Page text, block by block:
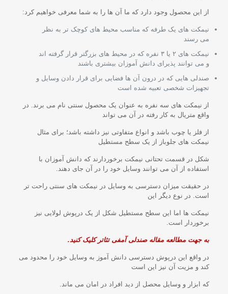
از این محصول وجود دارد که ما آن ها را به شما معرفی خواهیم کرد:
نیمکت های یک طرفه که مناسب محیط های کوچک تر به نظر
می رسند
نیمکت های ۲ یا ۳ نفره که در محیط های بزرگتر قرار گرفته اند
و می توانند پذیرای دانش آموزان بیشتری باشند
صندلی هایی که در درون آن ها فضایی برای قرار دادن وسایل و
تجهیزات شخصی تعبیه شده است
از نیمکت های سه نفره به عنوان یک محصول سنتی نام می برند. در
واقع متریال به کار رفته در آن می تواند
از فلز یا چوب باشد و انواع متفاوتی نیز داشته باشد؛ برای مثال
نیمکت های جلوباز از یک سطح مستطیل
شکل در قسمت تحتانی نیمکت برخوردارند که دانش آموزان با
استفاده از آن می توانند وسایل خود را در آن جای دهند.
در حقیقت میزان دسترسی به وسایل در نیمکت های سنتی راحت تر
است. در نوع دیگر این
نیمکت ها اما این سطح مستطیل شکل از یک درپوش لولایی نیز
برخوردار است.
به جهت مطالعه مقاله صندلی آمفی تئاتر کلیک کنید.
در واقع این درپوش دسترسی دانش آموز به وسایل خود را محدود می
کند و مزیت آن نیز این است
که ابزار و وسایل محصل از دید افراد در امان می ماند.